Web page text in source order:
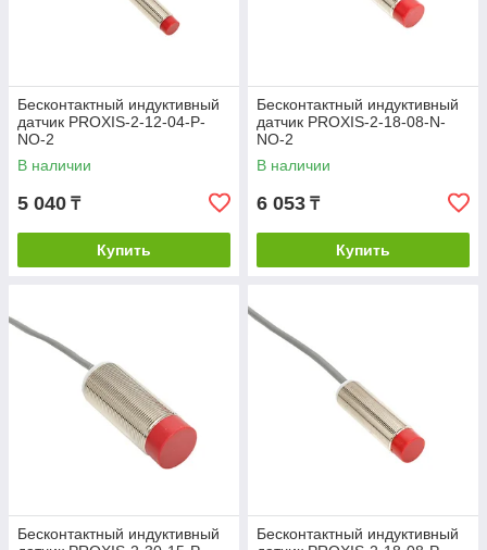
Бесконтактный индуктивный
датчик PROXIS-2-12-04-P-
NO-2
В наличии
5 040 ₸
Купить
Бесконтактный индуктивный
датчик PROXIS-2-18-08-N-
NO-2
В наличии
6 053 ₸
Купить
Бесконтактный индуктивный
Бесконтактный индуктивный